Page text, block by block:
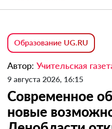
Образование UG.RU
Автор: Учительская
9 августа 2026, 16:15
Современное
новые